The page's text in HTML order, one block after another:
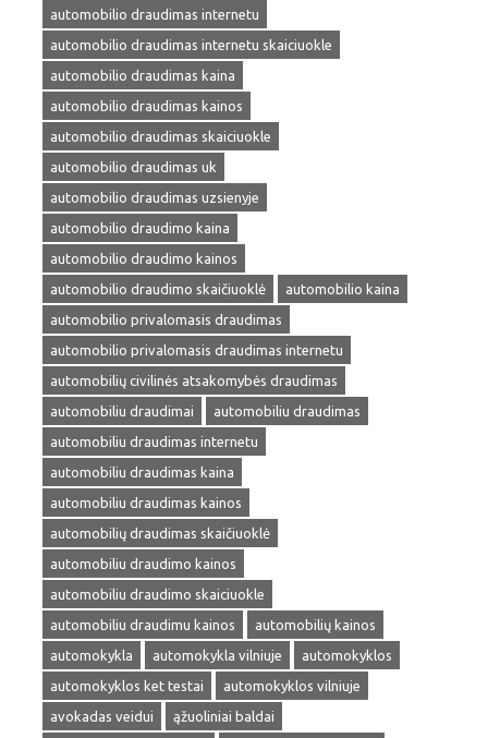
automobilio draudimas internetu
automobilio draudimas internetu skaiciuokle
automobilio draudimas kaina
automobilio draudimas kainos
automobilio draudimas skaiciuokle
automobilio draudimas uk
automobilio draudimas uzsienyje
automobilio draudimo kaina
automobilio draudimo kainos
automobilio draudimo skaičiuoklė
automobilio kaina
automobilio privalomasis draudimas
automobilio privalomasis draudimas internetu
automobilių civilinės atsakomybės draudimas
automobiliu draudimai
automobiliu draudimas
automobiliu draudimas internetu
automobiliu draudimas kaina
automobiliu draudimas kainos
automobilių draudimas skaičiuoklė
automobiliu draudimo kainos
automobiliu draudimo skaiciuokle
automobiliu draudimu kainos
automobilių kainos
automokykla
automokykla vilniuje
automokyklos
automokyklos ket testai
automokyklos vilniuje
avokadas veidui
ąžuoliniai baldai